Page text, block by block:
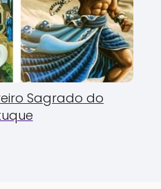
Sagrado do